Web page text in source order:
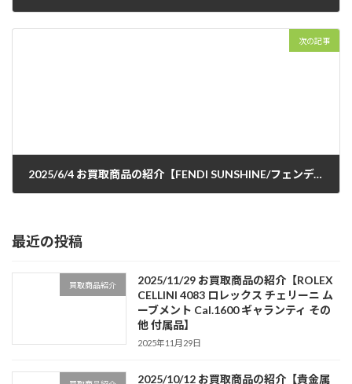
次の記事
2025/6/4 お買取商品の紹介【FENDI SUNSHINE/フェンディ サンシャイン レザー パイソン ハンドバッグ】
最近の投稿
買取商品紹介
2025/11/29 お買取商品の紹介【ROLEX
CELLINI 4083 ロレックス チェリーニ ム
ーブメント Cal.1600 ギャランティ その
他 付属品】
2025年11月29日
2025/10/12 お買取商品の紹介【貴金属